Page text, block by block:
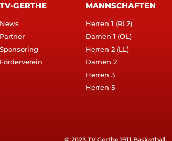
GERTHE MANNSCHAFTEN
Herren 1 (RL2)
Damen 1 (OL)
Herren 2 (LL)
Damen 2
Herren 3
Herren 5